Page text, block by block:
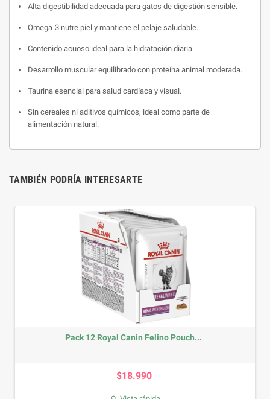
Alta digestibilidad adecuada para gatos de digestión sensible.
Omega‑3 nutre piel y mantiene el pelaje saludable.
Contenido acuoso ideal para la hidratación diaria.
Desarrollo muscular equilibrado con proteína animal moderada.
Taurina esencial para salud cardíaca y visual.
Sin cereales ni aditivos químicos, ideal como parte de
alimentación natural.
TAMBIÉN PODRÍA INTERESARTE
Felino Pouch... Royal Canin Weight